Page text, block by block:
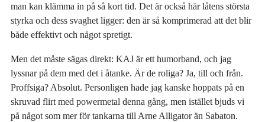
man kan klämma in på så kort tid. Det är också här låtens största
styrka och dess svaghet ligger: den är så komprimerad att det blir
både effektivt och något spretigt.
Men det måste sägas direkt: KAJ är ett humorband, och jag
lyssnar på dem med det i åtanke. Är de roliga? Ja, till och från.
Proffsiga? Absolut. Personligen hade jag kanske hoppats på en
skruvad flirt med powermetal denna gång, men istället bjuds vi
på något som mer för tankarna till Arne Alligator än Sabaton.